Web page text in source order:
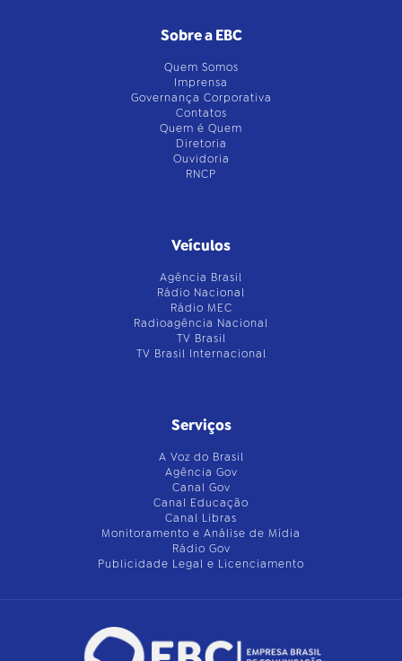
Sobre a EBC
Quem Somos
Imprensa
Governança Corporativa
Contatos
Quem é Quem
Diretoria
Ouvidoria
RNCP
Veículos
Agência Brasil
Rádio Nacional
Rádio MEC
Radioagência Nacional
TV Brasil
TV Brasil Internacional
Serviços
A Voz do Brasil
Agência Gov
Canal Gov
Canal Educação
Canal Libras
Monitoramento e Análise de Mídia
Rádio Gov
Publicidade Legal e Licenciamento